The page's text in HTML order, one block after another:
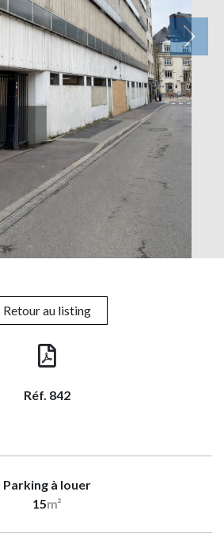
Retour au listing
Réf. 842
Parking à louer
15m²